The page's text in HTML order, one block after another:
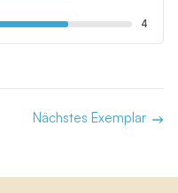
4
Nächstes Exemplar